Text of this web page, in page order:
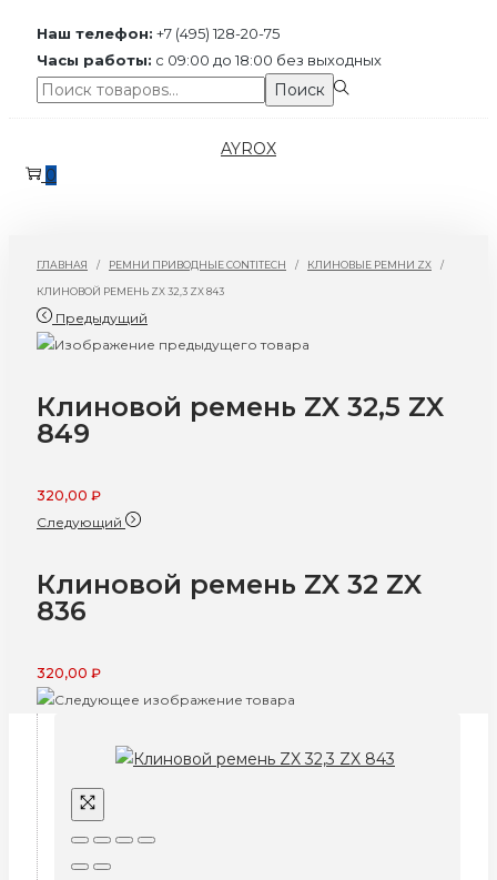
Наш телефон: +7 (495) 128-20-75
Часы работы: с 09:00 до 18:00 без выходных
Поиск:>
Поиск
к
к
AYROX
0
ГЛАВНАЯ / РЕМНИ ПРИВОДНЫЕ CONTITECH / КЛИНОВЫЕ РЕМНИ ZX /
КЛИНОВОЙ РЕМЕНЬ ZX 32,3 ZX 843
Предыдущий
Клиновой ремень ZX 32,5 ZX
849
320,00 ₽
Следующий
Клиновой ремень ZX 32 ZX
836
320,00 ₽